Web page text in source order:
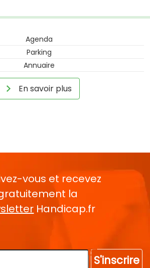
Agenda
Parking
Annuaire
En savoir plus
vous et recevez
la
Handicap.fr
S'inscrire